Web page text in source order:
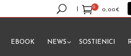
0
0,00€
prodotto nel carrello.
EBOOK NEWS SOSTIENICI